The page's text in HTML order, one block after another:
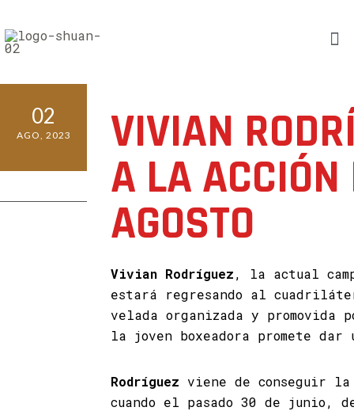
02
AGO, 2023 VIVIAN
A LA
AGOSTO
Vivian Rodríguez, la actual
estará regresando al
velada organizada y promovida
la joven boxeadora promete dar
Rodríguez viene de conseguir
cuando el pasado 30 de junio,